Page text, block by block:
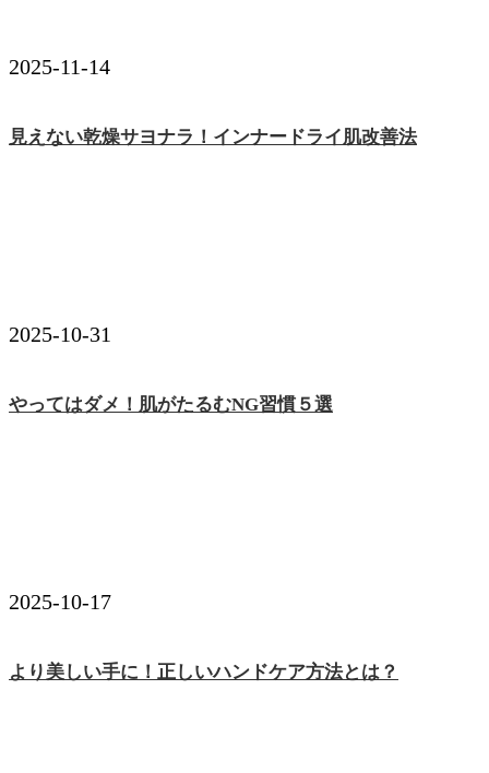
2025-11-14
見えない乾燥サヨナラ！インナードライ肌改善法
2025-10-31
やってはダメ！肌がたるむNG習慣５選
2025-10-17
より美しい手に！正しいハンドケア方法とは？